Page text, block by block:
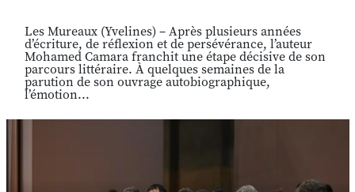
Les Mureaux (Yvelines) – Après plusieurs années
d’écriture, de réflexion et de persévérance, l’auteur
Mohamed Camara franchit une étape décisive de son
parcours littéraire. À quelques semaines de la
parution de son ouvrage autobiographique,
l’émotion...